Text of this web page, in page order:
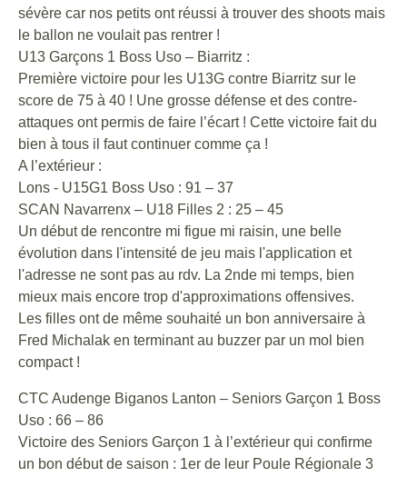
sévère car nos petits ont réussi à trouver des shoots mais
le ballon ne voulait pas rentrer !
U13 Garçons 1 Boss Uso – Biarritz :
Première victoire pour les U13G contre Biarritz sur le
score de 75 à 40 ! Une grosse défense et des contre-
attaques ont permis de faire l’écart ! Cette victoire fait du
bien à tous il faut continuer comme ça !
A l’extérieur :
Lons - U15G1 Boss Uso : 91 – 37
SCAN Navarrenx – U18 Filles 2 : 25 – 45
Un début de rencontre mi figue mi raisin, une belle
évolution dans l'intensité de jeu mais l'application et
l'adresse ne sont pas au rdv. La 2nde mi temps, bien
mieux mais encore trop d'approximations offensives.
Les filles ont de même souhaité un bon anniversaire à
Fred Michalak en terminant au buzzer par un mol bien
compact !
CTC Audenge Biganos Lanton – Seniors Garçon 1 Boss
Uso : 66 – 86
Victoire des Seniors Garçon 1 à l’extérieur qui confirme
un bon début de saison : 1er de leur Poule Régionale 3